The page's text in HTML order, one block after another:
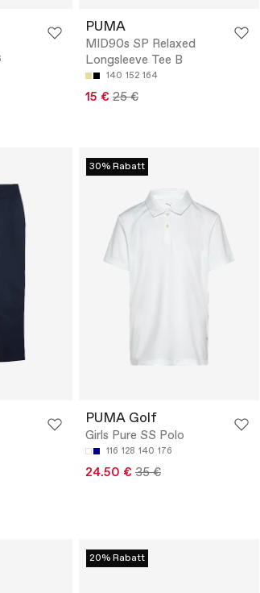
PUMA
MID90s SP Relaxed
Longsleeve Tee B
140 152 164
15 € 25 €
30% Rabatt
PUMA Golf
Girls Pure SS Polo
116 128 140 176
24.50 € 35 €
20% Rabatt